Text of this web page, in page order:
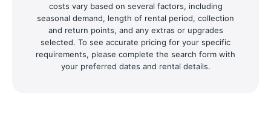
costs vary based on several factors, including
seasonal demand, length of rental period, collection
and return points, and any extras or upgrades
selected. To see accurate pricing for your specific
requirements, please complete the search form with
your preferred dates and rental details.